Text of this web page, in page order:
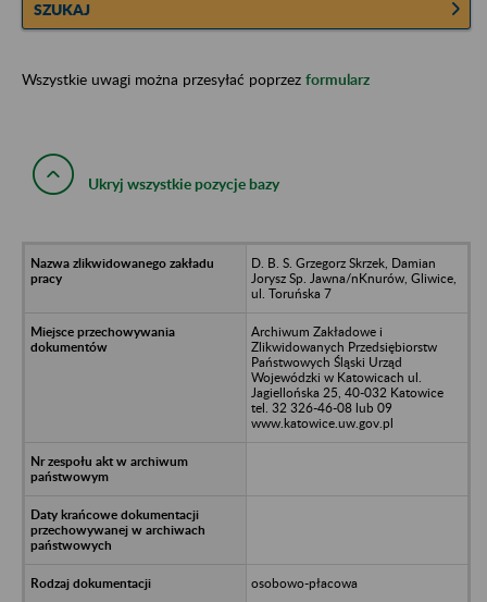
SZUKAJ
Wszystkie uwagi można przesyłać poprzez formularz
Ukryj wszystkie pozycje bazy
D. B. S. Grzegorz Skrzek, Damian
Jorysz Sp. Jawna/nKnurów, Gliwice,
ul. Toruńska 7
Archiwum Zakładowe i
Zlikwidowanych Przedsiębiorstw
Państwowych Śląski Urząd
Wojewódzki w Katowicach ul.
Jagiellońska 25, 40-032 Katowice
tel. 32 326-46-08 lub 09
www.katowice.uw.gov.pl
osobowo-płacowa